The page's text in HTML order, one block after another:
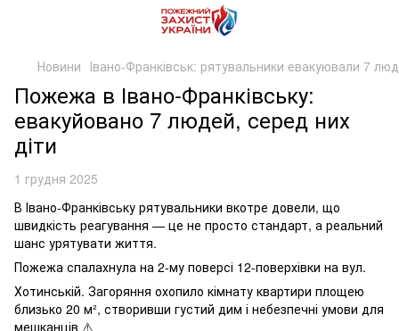
Новини Івано-Франківськ: рятувальники евакуювали 7
Пожежа в Івано-Франківську:
евакуйовано 7 людей, серед них
діти
1 грудня 2025
В Івано-Франківську рятувальники вкотре довели, що
швидкість реагування — це не просто стандарт, а реальний
шанс урятувати життя.
Пожежа спалахнула на 2-му поверсі 12-поверхівки на вул.
Хотинській. Загоряння охопило кімнату квартири площею
близько 20 м², створивши густий дим і небезпечні умови для
мешканців ⚠️